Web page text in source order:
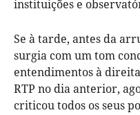
instituições e
Se à tarde, antes da
surgia com um tom
entendimentos à
RTP no dia anterior,
criticou todos os seus